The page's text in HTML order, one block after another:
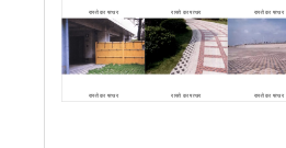
रास्ते का पत्थर रास्ते का पत्थर रास्ते का पत्थर
रास्ते का पत्थर रास्ते का पत्थर रास्ते का पत्थर